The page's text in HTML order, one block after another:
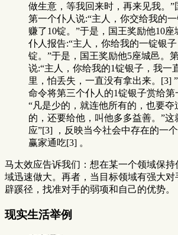
做生意，等我回来时，再来见我。”
第一个仆人说:“主人，你交给我的
赚了10锭。”于是，国王奖励他10座
仆人报告:“主人，你给我的一锭银
锭。”于是，国王奖励他5座城邑。
说:“主人，你给我的1锭银子，我一
里，怕丢失，一直没有拿出来。[3]
命令将第三个仆人的1锭银子赏给第
“凡是少的，就连他所有的，也要夺
的，还要给他，叫他多多益善。”这
应”[3] ，反映当今社会中存在的一
赢家通吃[3] 。
马太效应告诉我们：想在某一个领域保
域迅速做大。再者，当目标领域有强大
辟蹊径，找准对手的弱项和自己的优势。
现实生活举例